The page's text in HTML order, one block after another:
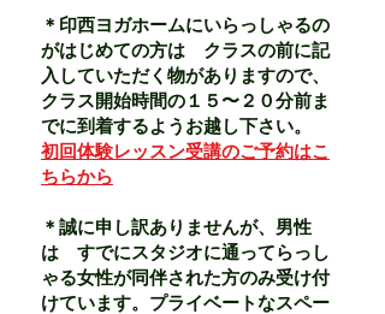
＊印西ヨガホームにいらっしゃるの
がはじめての方は クラスの前に記
入していただく物がありますので、
クラス開始時間の１５〜２０分前ま
でに到着するようお越し下さい。
初回体験レッスン受講のご予約はこ
ちらから
​＊誠に申し訳ありませんが、男性
は すでにスタジオに通ってらっし
ゃる女性が同伴された方のみ受け付
けています。プライベートなスペー